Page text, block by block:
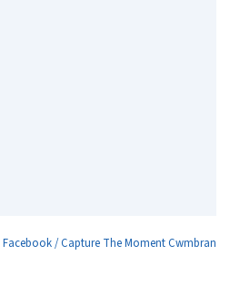
Facebook / Capture The Moment Cwmbran